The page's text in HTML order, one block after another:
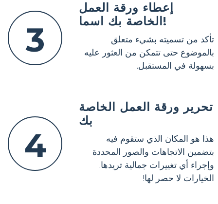
3
إعطاء ورقة العمل
الخاصة بك اسما!
تأكد من تسميته بشيء متعلق
بالموضوع حتى تتمكن من العثور عليه
بسهولة في المستقبل.
4
تحرير ورقة العمل الخاصة
بك
هذا هو المكان الذي ستقوم فيه
بتضمين الاتجاهات والصور المحددة
وإجراء أي تغييرات جمالية تريدها.
الخيارات لا حصر لها!